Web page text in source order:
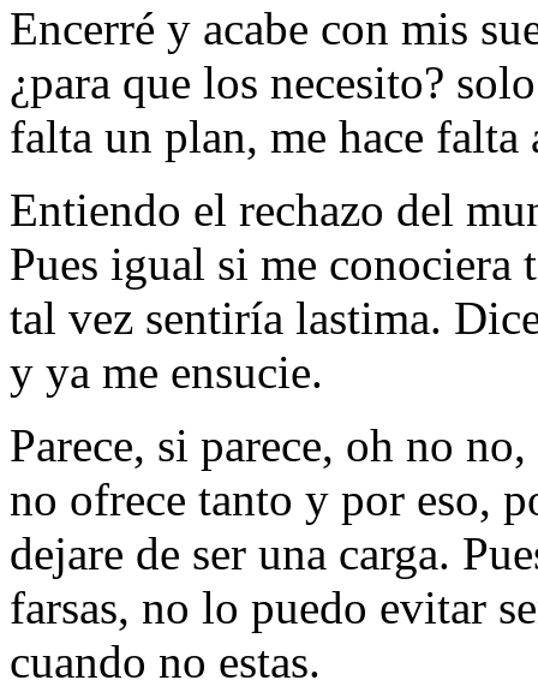
Encerré y acabe con mis
¿para que los necesito?
falta un plan, me hace falta
Entiendo el rechazo del
Pues igual si me conociera
tal vez sentiría lastima.
y ya me ensucie.
Parece, si parece, oh no
no ofrece tanto y por eso,
dejare de ser una carga.
farsas, no lo puedo evitar
cuando no estas.